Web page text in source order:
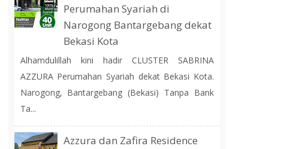
Perumahan Syariah di
Narogong Bantargebang dekat
Bekasi Kota
Alhamdulillah kini hadir CLUSTER SABRINA
AZZURA Perumahan Syariah dekat Bekasi Kota.
Narogong, Bantargebang (Bekasi) Tanpa Bank
Ta...
Azzura dan Zafira Residence